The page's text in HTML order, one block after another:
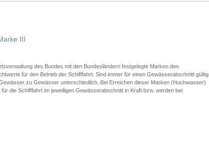
III
des Bundes mit den Bundesländern festgelegte Marken des
für den Betrieb der Schifffahrt. Sind immer für einen Gewässerabschnitt gültig.
zu Gewässer unterschiedlich. Bei Erreichen dieser Marken (Hochwasser)
die Schifffahrt im jeweiligen Gewässerabschnitt in Kraft bzw. werden bei